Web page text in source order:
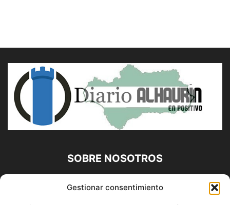
Gestionar consentimiento
SOBRE NOSOTROS
Diario Alhaurín (www.alhaurindelatorre.com) Propiedad de
Francisco E. López López | 639 95 71 95 | Noticias de